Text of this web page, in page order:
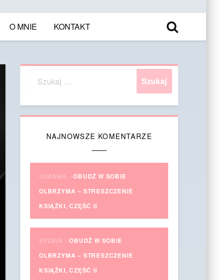
O MNIE KONTAKT
NAJNOWSZE KOMENTARZE
JOANNA -OBUDŹ W SOBIE
OLBRZYMA – STRESZCZENIE
KSIĄŻKI, CZĘŚĆ II
SYLWIA -OBUDŹ W SOBIE
OLBRZYMA – STRESZCZENIE
KSIĄŻKI, CZĘŚĆ II